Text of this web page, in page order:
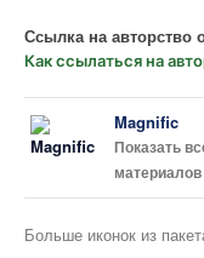
Ссылка на авторство
Как ссылаться на
Magnific
Показать
материалов
Больше иконок из